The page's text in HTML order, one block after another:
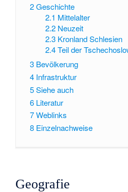
2Geschichte
2.1 Mittelalter
2.2 Neuzeit
2.3 Kronland Schlesien
2.4 Teil der
3 Bevölkerung
4 Infrastruktur
5Siehe auch
6 Literatur
7Weblinks
8 Einzelnachweise
Geografie